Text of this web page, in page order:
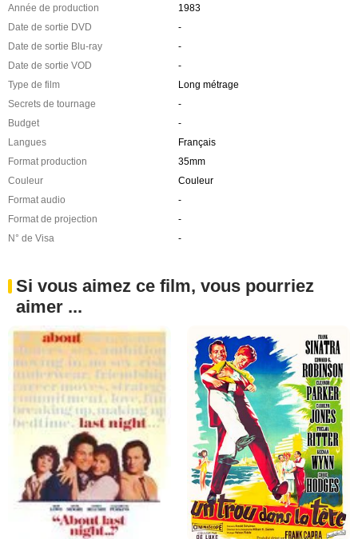
Année de production
1983
Date de sortie DVD
-
Date de sortie Blu-ray
-
Date de sortie VOD
-
Type de film
Long métrage
Secrets de tournage
-
Budget
-
Langues
Français
Format production
35mm
Couleur
Couleur
Format audio
-
Format de projection
-
N° de Visa
-
Si vous aimez ce film, vous pourriez
aimer ...